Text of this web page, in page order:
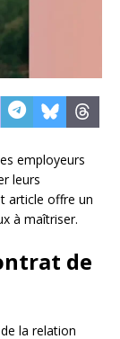
employeurs
leurs
article offre un
à maîtriser.
de
la relation